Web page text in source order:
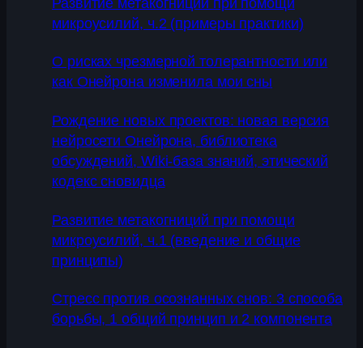
микроусилий, ч.2 (примеры практики)
О рисках чрезмерной толерантности или
как Онейрона изменила мои сны
Рождение новых проектов: новая версия
нейросети Онейрона, библиотека
обсуждений, Wiki-база знаний, этический
кодекс сновидца
Развитие метакогниций при помощи
микроусилий, ч.1 (введение и общие
принципы)
Стресс против осознанных снов: 3 способа
борьбы, 1 общий принцип и 2 компонента